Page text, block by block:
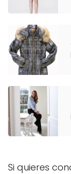
Si quieres